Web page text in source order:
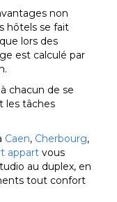
non
hôtels se fait
lors des
est calculé par
chacun de se
les tâches
Caen, Cherbourg,
appart vous
au duplex, en
tout confort